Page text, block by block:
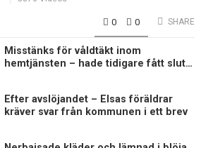
0 0 SHARE
Misstänks för våldtäkt inom
hemtjänsten – hade tidigare fått sluta
Efter avslöjandet – Elsas föräldrar
kräver svar från kommunen i ett brev